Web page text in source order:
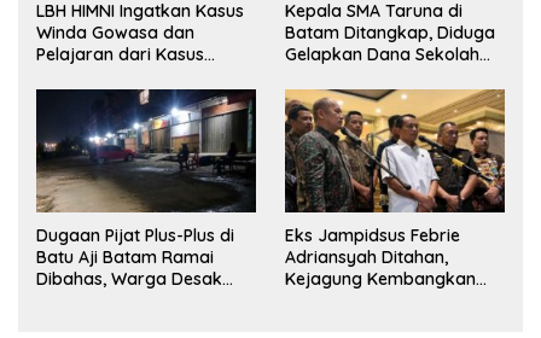
LBH HIMNI Ingatkan Kasus
Winda Gowasa dan
Pelajaran dari Kasus
Kepala SMA Taruna di
Batam Ditangkap, Diduga
Gelapkan Dana Sekolah
Dugaan Pijat Plus-Plus di
Batu Aji Batam Ramai
Dibahas, Warga Desak
Eks Jampidsus Febrie
Adriansyah Ditahan,
Kejagung Kembangkan